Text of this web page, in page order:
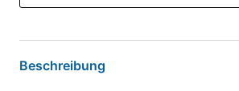
Beschreibung